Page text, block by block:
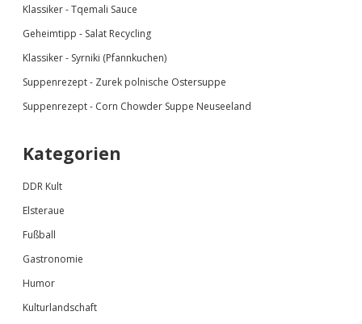
Klassiker -Tqemali Sauce
Geheimtipp - Salat Recycling
Klassiker - Syrniki (Pfannkuchen)
Suppenrezept - Zurek polnische Ostersuppe
Suppenrezept - Corn Chowder Suppe Neuseeland
Kategorien
DDR Kult
Elsteraue
Fußball
Gastronomie
Humor
Kulturlandschaft